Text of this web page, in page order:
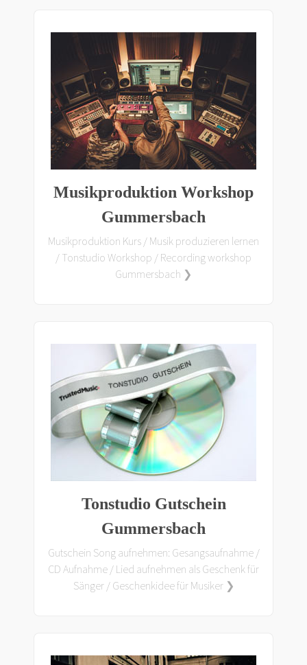
Musikproduktion Workshop
Gummersbach
Musikproduktion Kurs / Musik produzieren lernen
/ Tonstudio Workshop / Recording workshop
Gummersbach ❯
Tonstudio Gutschein
Gummersbach
Gutschein Song aufnehmen: Gesangsaufnahme /
CD Aufnahme / Lied aufnehmen als Geschenk für
Sänger / Geschenkidee für Musiker ❯